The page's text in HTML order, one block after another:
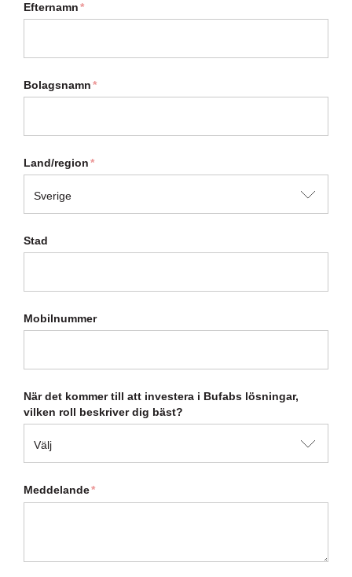
Efternamn*
Bolagsnamn*
Land/region*
Stad
Mobilnummer
När det kommer till att investera i Bufabs lösningar,
vilken roll beskriver dig bäst?
Meddelande*